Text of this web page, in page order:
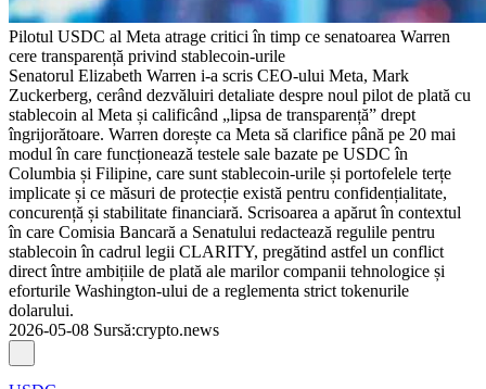
Pilotul USDC al Meta atrage critici în timp ce senatoarea Warren
cere transparență privind stablecoin-urile
Senatorul Elizabeth Warren i-a scris CEO-ului Meta, Mark
Zuckerberg, cerând dezvăluiri detaliate despre noul pilot de plată cu
stablecoin al Meta și calificând „lipsa de transparență” drept
îngrijorătoare. Warren dorește ca Meta să clarifice până pe 20 mai
modul în care funcționează testele sale bazate pe USDC în
Columbia și Filipine, care sunt stablecoin-urile și portofelele terțe
implicate și ce măsuri de protecție există pentru confidențialitate,
concurență și stabilitate financiară. Scrisoarea a apărut în contextul
în care Comisia Bancară a Senatului redactează regulile pentru
stablecoin în cadrul legii CLARITY, pregătind astfel un conflict
direct între ambițiile de plată ale marilor companii tehnologice și
eforturile Washington-ului de a reglementa strict tokenurile
dolarului.
2026-05-08 Sursă:crypto.news